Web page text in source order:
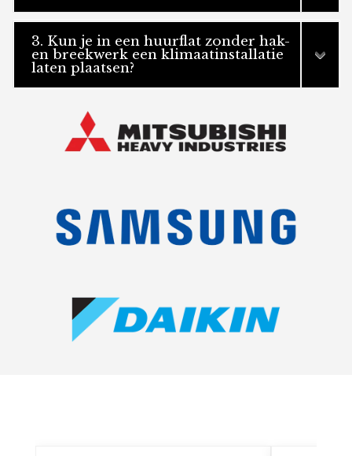
3. Kun je in een huurflat zonder hak-
en breekwerk een klimaatinstallatie
laten plaatsen?